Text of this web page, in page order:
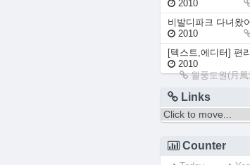
2010
비발디파크 다녀왔
2010
[텍스트,에디터] 편
2010
월풍도원(月
Links
Counter